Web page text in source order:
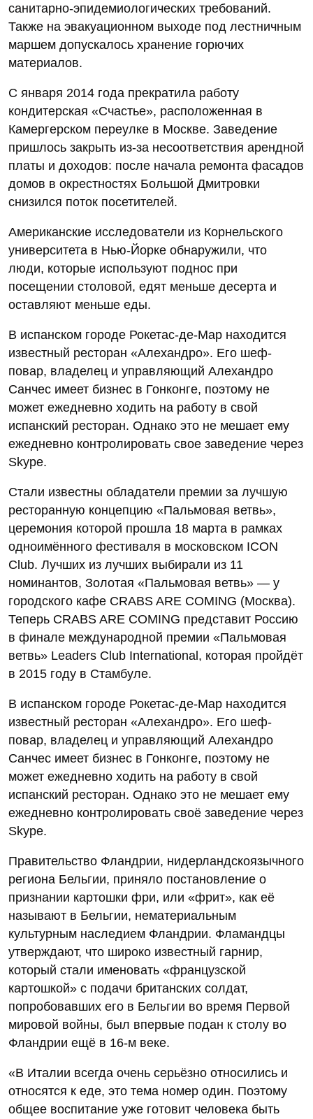
санитарно-эпидемиологических требований.
Также на эвакуационном выходе под лестничным
маршем допускалось хранение горючих
материалов.
С января 2014 года прекратила работу
кондитерская «Счастье», расположенная в
Камергерском переулке в Москве. Заведение
пришлось закрыть из-за несоответствия арендной
платы и доходов: после начала ремонта фасадов
домов в окрестностях Большой Дмитровки
снизился поток посетителей.
Американские исследователи из Корнельского
университета в Нью-Йорке обнаружили, что
люди, которые используют поднос при
посещении столовой, едят меньше десерта и
оставляют меньше еды.
В испанском городе Рокетас-де-Мар находится
известный ресторан «Алехандро». Его шеф-
повар, владелец и управляющий Алехандро
Санчес имеет бизнес в Гонконге, поэтому не
может ежедневно ходить на работу в свой
испанский ресторан. Однако это не мешает ему
ежедневно контролировать свое заведение через
Skype.
Стали известны обладатели премии за лучшую
ресторанную концепцию «Пальмовая ветвь»,
церемония которой прошла 18 марта в рамках
одноимённого фестиваля в московском ICON
Club. Лучших из лучших выбирали из 11
номинантов, Золотая «Пальмовая ветвь» — у
городского кафе CRABS ARE COMING (Москва).
Теперь CRABS ARE COMING представит Россию
в финале международной премии «Пальмовая
ветвь» Leaders Club International, которая пройдёт
в 2015 году в Стамбуле.
В испанском городе Рокетас-де-Мар находится
известный ресторан «Алехандро». Его шеф-
повар, владелец и управляющий Алехандро
Санчес имеет бизнес в Гонконге, поэтому не
может ежедневно ходить на работу в свой
испанский ресторан. Однако это не мешает ему
ежедневно контролировать своё заведение через
Skype.
Правительство Фландрии, нидерландскоязычного
региона Бельгии, приняло постановление о
признании картошки фри, или «фрит», как её
называют в Бельгии, нематериальным
культурным наследием Фландрии. Фламандцы
утверждают, что широко известный гарнир,
который стали именовать «французской
картошкой» с подачи британских солдат,
попробовавших его в Бельгии во время Первой
мировой войны, был впервые подан к столу во
Фландрии ещё в 16-м веке.
«В Италии всегда очень серьёзно относились и
относятся к еде, это тема номер один. Поэтому
общее воспитание уже готовит человека быть